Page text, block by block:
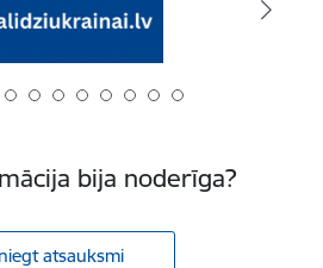
bija noderīga?
atsauksmi